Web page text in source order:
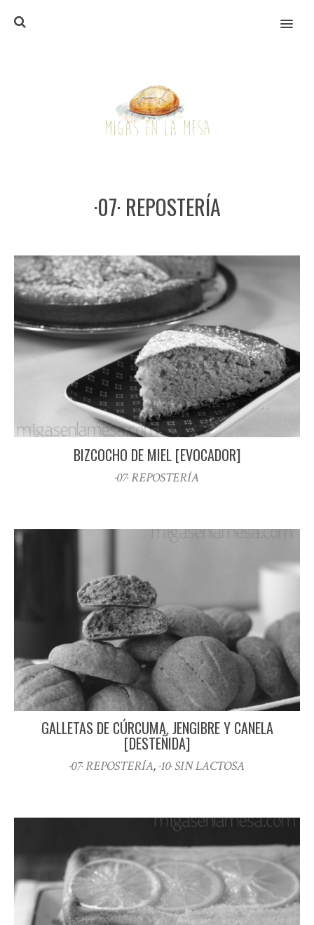
MENU
·07· REPOSTERÍA
BIZCOCHO DE MIEL [EVOCADOR]
·07· REPOSTERÍA
GALLETAS DE CÚRCUMA, JENGIBRE Y CANELA
[DESTEÑIDA]
·07· REPOSTERÍA, ·10· SIN LACTOSA